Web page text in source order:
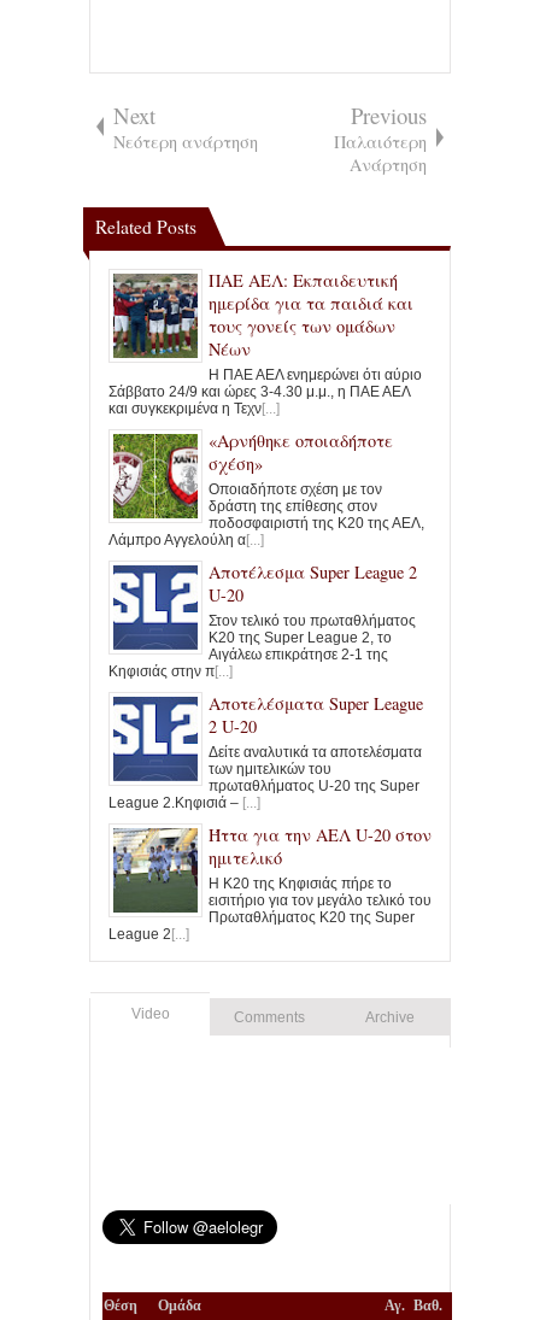
Next
Νεότερη ανάρτηση
Previous
Παλαιότερη
Ανάρτηση
Related Posts
ΠΑΕ ΑΕΛ: Εκπαιδευτική
ημερίδα για τα παιδιά και
τους γονείς των ομάδων
Νέων
Η ΠΑΕ ΑΕΛ ενημερώνει ότι αύριο
Σάββατο 24/9 και ώρες 3-4.30 μ.μ., η ΠΑΕ ΑΕΛ
και συγκεκριμένα η Τεχν[...]
«Αρνήθηκε οποιαδήποτε
σχέση»
Οποιαδήποτε σχέση με τον
δράστη της επίθεσης στον
ποδοσφαιριστή της Κ20 της ΑΕΛ,
Λάμπρο Αγγελούλη α[...]
Αποτέλεσμα Super League 2
U-20
Στον τελικό του πρωταθλήματος
Κ20 της Super League 2, το
Αιγάλεω επικράτησε 2-1 της
Κηφισιάς στην π[...]
Αποτελέσματα Super League
2 U-20
Δείτε αναλυτικά τα αποτελέσματα
των ημιτελικών του
πρωταθλήματος U-20 της Super
League 2.Κηφισιά – [...]
Ήττα για την ΑΕΛ U-20 στον
ημιτελικό
Η Κ20 της Κηφισιάς πήρε το
εισιτήριο για τον μεγάλο τελικό του
Πρωταθλήματος Κ20 της Super
League 2[...]
Video Comments Archive
Θέση Ομάδα Αγ. Βαθ.